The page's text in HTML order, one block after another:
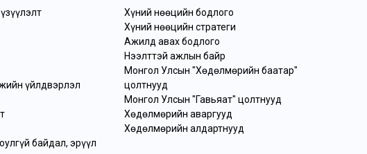
үйлдвэрлэл
байдал, эрүүл
Хүний нөөцийн бодлого
Хүний нөөцийн стратеги
Ажилд авах бодлого
Нээлттэй ажлын байр
Монгол Улсын "Хөдөлмөрийн баатар"
цолтнууд
Монгол Улсын "Гавьяат" цолтнууд
Хөдөлмөрийн аваргууд
Хөдөлмөрийн алдартнууд